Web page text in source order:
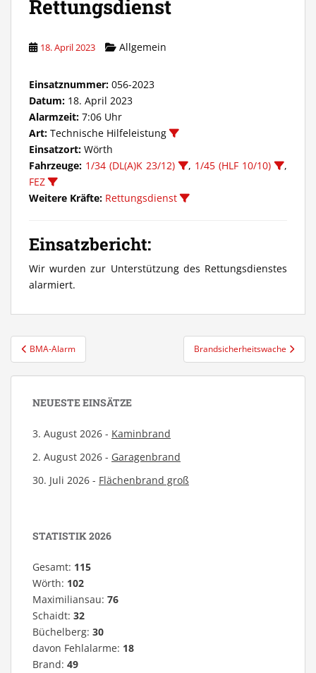
Rettungsdienst
18. April 2023 Allgemein
Einsatznummer: 056-2023
Datum: 18. April 2023
Alarmzeit: 7:06 Uhr
Art: Technische Hilfeleistung
Einsatzort: Wörth
Fahrzeuge: 1/34 (DL(A)K 23/12) , 1/45 (HLF 10/10)
,
FEZ
Weitere Kräfte: Rettungsdienst
Einsatzbericht:
Wir wurden zur Unterstützung des Rettungsdienstes
alarmiert.
Beitragsnavigation
BMA-Alarm Brandsicherheitswache
NEUESTE EINSÄTZE
3. August 2026 - Kaminbrand
2. August 2026 - Garagenbrand
30. Juli 2026 - Flächenbrand groß
STATISTIK 2026
Gesamt: 115
Wörth: 102
Maximiliansau: 76
Schaidt: 32
Büchelberg: 30
davon Fehlalarme: 18
Brand: 49